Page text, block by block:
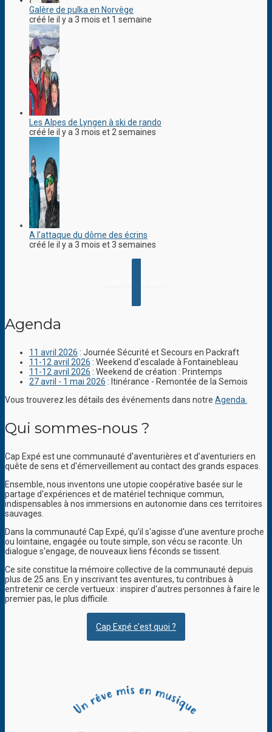
Galère de pulka en Norvège
créé le il y a 3 mois et 1 semaine
Les Alpes de Lyngen à ski de rando
créé le il y a 3 mois et 2 semaines
A l’attaque du dôme des écrins
créé le il y a 3 mois et 3 semaines
Agenda
11 avril 2026 : Journée Sécurité et Secours en Packraft
11-12 avril 2026 : Weekend d'escalade à Fontainebleau
11-12 avril 2026 : Weekend de création : Printemps
27 avril - 1 mai 2026 : Itinérance - Remontée de la Semois
Vous trouverez les détails des événements dans notre Agenda.
Qui sommes-nous ?
Cap Expé est une communauté d'aventurières et d'aventuriers en
quête de sens et d'émerveillement au contact des grands espaces.
Ensemble, nous inventons une utopie coopérative basée sur le
partage d'expériences et de matériel technique commun,
indispensables à nos immersions en autonomie dans ces territoires
sauvages.
Dans la communauté Cap Expé, qu'il s'agisse d'une aventure proche
ou lointaine, engagée ou toute simple, son vécu se raconte. Un
dialogue s'engage, de nouveaux liens féconds se tissent.
Ce site constitue la mémoire collective de la communauté depuis
plus de 25 ans. En y inscrivant tes aventures, tu contribues à
entretenir ce cercle vertueux : inspirer d'autres personnes à faire le
premier pas, le plus difficile.
Cap Expé c'est quoi ?